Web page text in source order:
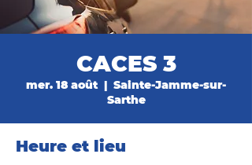
CACES 3
mer. 18 août
  |
Sainte-Jamme-sur-
Sarthe
Heure et lieu